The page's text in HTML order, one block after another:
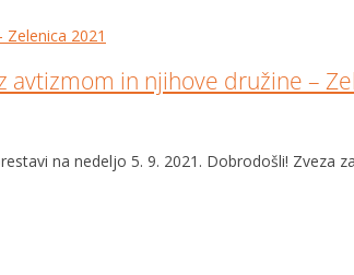
in njihove družine –
na nedeljo 5. 9. 2021. Dobrodošli! Zveza